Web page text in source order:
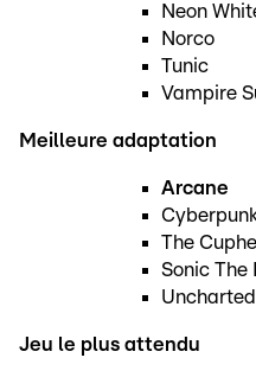
Neon
Norco
Tunic
Vampire
Meilleure adaptation
Arcane
The
Sonic The
Uncharted
Jeu le plus attendu